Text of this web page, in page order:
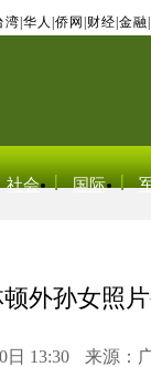
湾 华人 侨网 财经 金融
社会 国际
外孙女照
日 13:30 来源：